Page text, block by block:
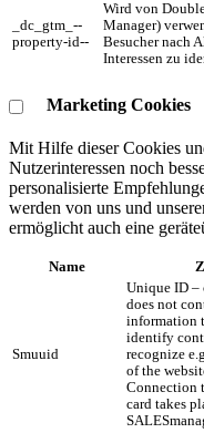
_dc_gtm_--
property-id--
Wird von
Manager)
Besucher nach
Interessen zu
Marketing Cookies
Mit Hilfe dieser Cookies
Nutzerinteressen noch
personalisierte
werden von uns und
ermöglicht auch eine
Name
Smuuid
Unique ID
does not
information
identify
recognize
of the
Connection
card takes